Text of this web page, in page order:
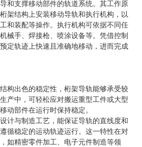
和支撑移动部件的轨道系统。其工作原
架结构上安装移动导轨和执行机构，以
和装配等操作。执行机构可依据不同任
械手、焊接枪、喷涂设备等。凭借控制
定轨迹上快速且准确地移动，进而完成
构出色的稳定性，桁架导轨能够承受较
产中，可轻松应对搬运重型工件或大型
动部件在运行时保持稳定。
计与制造工艺，能保证导轨的直线度和
循稳定的运动轨迹运行。这一特性在对
如精密零件加工、电子元件制造等领